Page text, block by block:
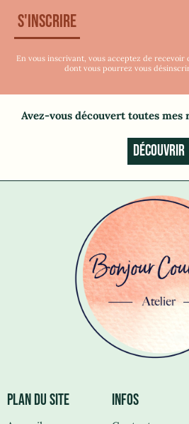
S'inscrire
En vous inscrivant, vous acceptez de recevoir
dont vous pourrez vous
Avez-vous découvert toutes mes
DÉCOUVRIR
PLAN DU SITE INFOS